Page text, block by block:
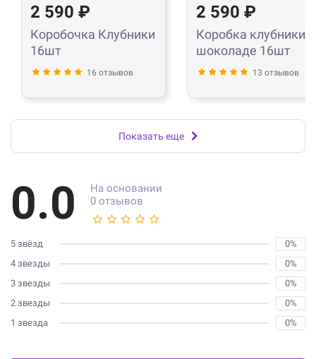
2 590 ₽
Коробочка Клубники
16шт
16 отзывов
2 590 ₽
Коробка клубники в
шоколаде 16шт
13 отзывов
Показать еще
0.0
На основании
0 отзывов
5 звёзд
0%
4 звезды
0%
3 звезды
0%
2 звезды
0%
1 звезда
0%